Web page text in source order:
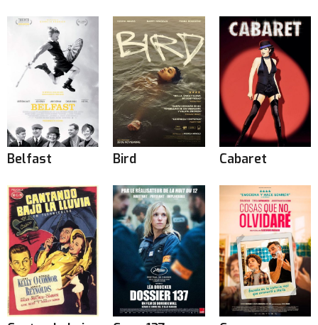
Belfast Bird Cabaret